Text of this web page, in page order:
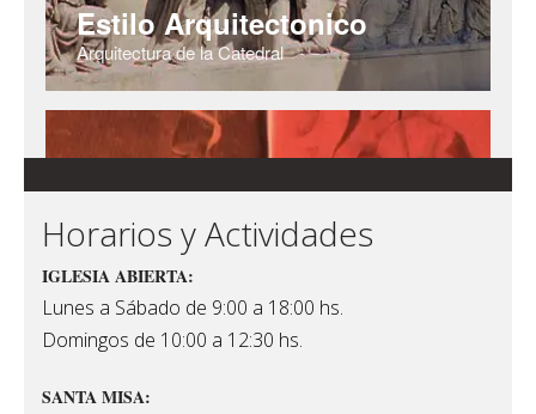
Horarios y Actividades
IGLESIA ABIERTA:
Lunes a Sábado de 9:00 a 18:00 hs.
Domingos de 10:00 a 12:30 hs.
SANTA MISA: